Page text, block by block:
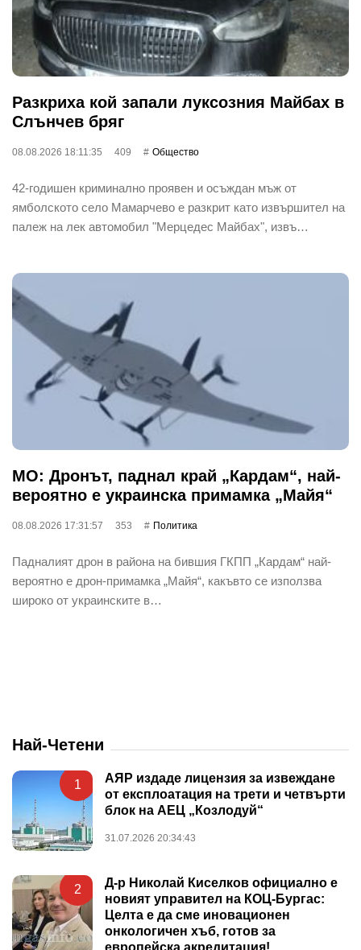
Разкриха кой запали луксозния Майбах в
Слънчев бряг
08.08.2026 18:11:35 409 Общество
42-годишен криминално проявен и осъждан мъж от
ямболското село Мамарчево е разкрит като извършител на
палеж на лек автомобил "Мерцедес Майбах", извъ…
МО: Дронът, паднал край „Кардам“, най-
вероятно е украинска примамка „Майя“
08.08.2026 17:31:57 353 Политика
Падналият дрон в района на бившия ГКПП „Кардам“ най-
вероятно е дрон-примамка „Майя“, какъвто се използва
широко от украинските в…
Най-Четени
1
АЯР издаде лицензия за извеждане
от експлоатация на трети и четвърти
блок на АЕЦ „Козлодуй“
31.07.2026 20:34:43
2
Д-р Николай Киселков официално е
новият управител на КОЦ-Бургас:
Целта е да сме иновационен
онкологичен хъб, готов за
европейска акредитация!